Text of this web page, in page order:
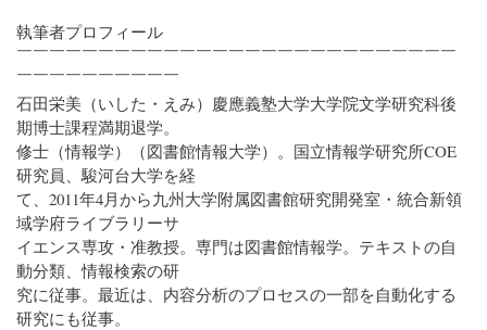
執筆者プロフィール
￣￣￣￣￣￣￣￣￣￣￣￣￣￣￣￣￣￣￣￣￣￣￣￣￣￣￣
￣￣￣￣￣￣￣￣￣￣
石田栄美（いした・えみ）慶應義塾大学大学院文学研究科後
期博士課程満期退学。
修士（情報学）（図書館情報大学）。国立情報学研究所COE
研究員、駿河台大学を経
て、2011年4月から九州大学附属図書館研究開発室・統合新領
域学府ライブラリーサ
イエンス専攻・准教授。専門は図書館情報学。テキストの自
動分類、情報検索の研
究に従事。最近は、内容分析のプロセスの一部を自動化する
研究にも従事。